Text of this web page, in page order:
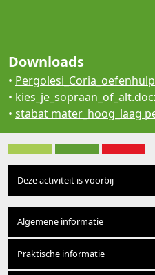
Downloads
•
•
• stabat mater_hoog_laag
Deze activiteit is voorbij
Algemene informatie
Praktische informatie